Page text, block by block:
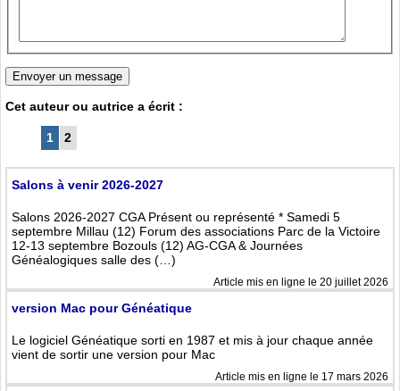
Cet auteur ou autrice a écrit :
1 2
Salons à venir 2026-2027
Salons 2026-2027 CGA Présent ou représenté * Samedi 5
septembre Millau (12) Forum des associations Parc de la Victoire
12-13 septembre Bozouls (12) AG-CGA & Journées
Généalogiques salle des (…)
Article mis en ligne le 20 juillet 2026
version Mac pour Généatique
Le logiciel Généatique sorti en 1987 et mis à jour chaque année
vient de sortir une version pour Mac
Article mis en ligne le 17 mars 2026